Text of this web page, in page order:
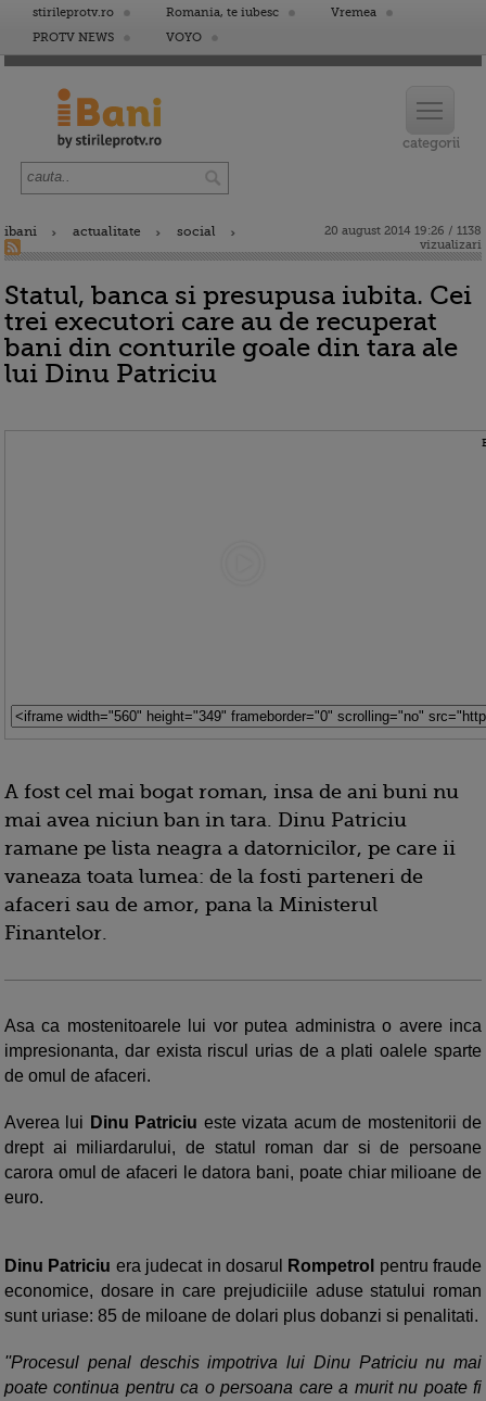
stirileprotv.ro Romania, te iubesc
Vremea
PROTV NEWS
VOYO
ibani actualitate social
20 august 2014 19:26 / 1138
vizualizari
Statul, banca si presupusa iubita. Cei
trei executori care au de recuperat
bani din conturile goale din tara ale
lui Dinu Patriciu
A fost cel mai bogat roman, insa de ani buni nu
mai avea niciun ban in tara. Dinu Patriciu
ramane pe lista neagra a datornicilor, pe care ii
vaneaza toata lumea: de la fosti parteneri de
afaceri sau de amor, pana la Ministerul
Finantelor.
Asa ca mostenitoarele lui vor putea administra o avere inca
impresionanta, dar exista riscul urias de a plati oalele sparte
de omul de afaceri.
Averea lui Dinu Patriciu este vizata acum de mostenitorii de
drept ai miliardarului, de statul roman dar si de persoane
carora omul de afaceri le datora bani, poate chiar milioane de
euro.
Dinu Patriciu era judecat in dosarul Rompetrol pentru fraude
economice, dosare in care prejudiciile aduse statului roman
sunt uriase: 85 de miloane de dolari plus dobanzi si penalitati.
''Procesul penal deschis impotriva lui Dinu Patriciu nu mai
poate continua pentru ca o persoana care a murit nu poate fi